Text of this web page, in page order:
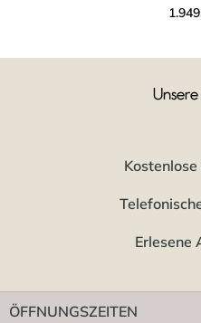
Erlesene
ÖFFNUNGSZEITEN